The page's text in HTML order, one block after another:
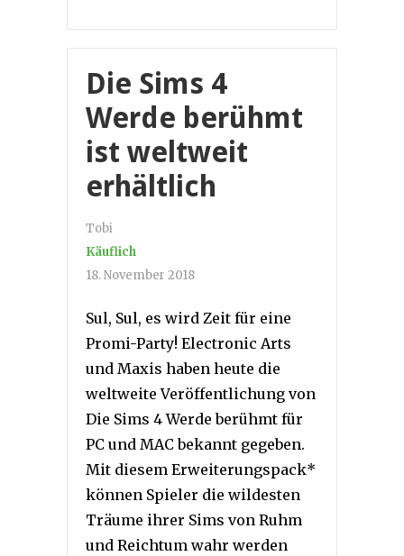
Die Sims 4
Werde berühmt
ist weltweit
erhältlich
Tobi
Käuflich
18. November 2018
Sul, Sul, es wird Zeit für eine
Promi-Party! Electronic Arts
und Maxis haben heute die
weltweite Veröffentlichung von
Die Sims 4 Werde berühmt für
PC und MAC bekannt gegeben.
Mit diesem Erweiterungspack*
können Spieler die wildesten
Träume ihrer Sims von Ruhm
und Reichtum wahr werden